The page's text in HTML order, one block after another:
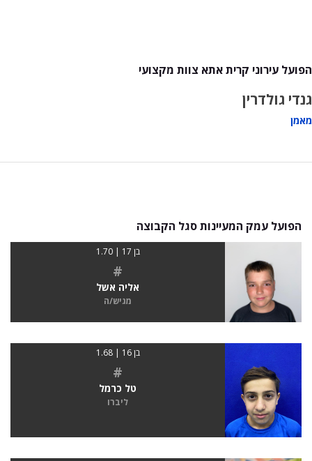
הפועל עירוני קרית אתא צוות מקצועי
גנדי גולדרין
מאמן
הפועל עמק המעיינות סגל הקבוצה
בן 17 | 1.70
#
אליה אשל
מגיש/ה
בן 16 | 1.68
#
טל כרמל
ליברו